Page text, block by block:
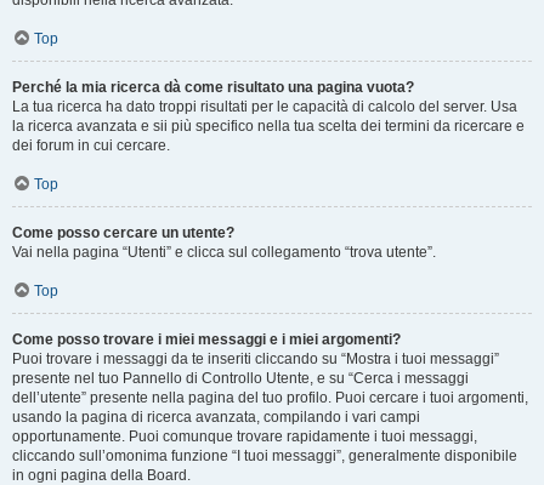
Top
Perché la mia ricerca dà come risultato una pagina vuota?
La tua ricerca ha dato troppi risultati per le capacità di calcolo del server. Usa
la ricerca avanzata e sii più specifico nella tua scelta dei termini da ricercare e
dei forum in cui cercare.
Top
Come posso cercare un utente?
Vai nella pagina “Utenti” e clicca sul collegamento “trova utente”.
Top
Come posso trovare i miei messaggi e i miei argomenti?
Puoi trovare i messaggi da te inseriti cliccando su “Mostra i tuoi messaggi”
presente nel tuo Pannello di Controllo Utente, e su “Cerca i messaggi
dell’utente” presente nella pagina del tuo profilo. Puoi cercare i tuoi argomenti,
usando la pagina di ricerca avanzata, compilando i vari campi
opportunamente. Puoi comunque trovare rapidamente i tuoi messaggi,
cliccando sull’omonima funzione “I tuoi messaggi”, generalmente disponibile
in ogni pagina della Board.